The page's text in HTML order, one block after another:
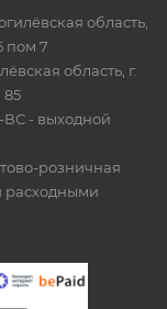
область,
пом 7
область, г.
85
- выходной
розничная
расходными